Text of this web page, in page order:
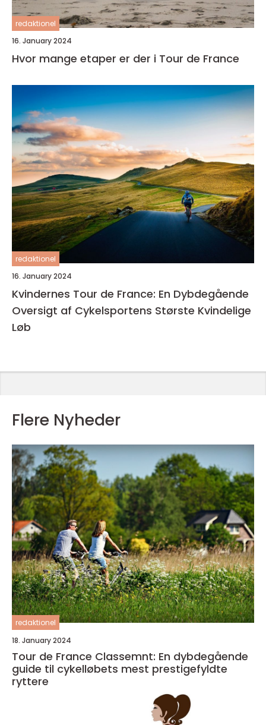
redaktionel
16. January 2024
Hvor mange etaper er der i Tour de France
redaktionel
16. January 2024
Kvindernes Tour de France: En Dybdegående
Oversigt af Cykelsportens Største Kvindelige
Løb
Flere Nyheder
redaktionel
18. January 2024
Tour de France Classemnt: En dybdegående
guide til cykelløbets mest prestigefyldte
ryttere